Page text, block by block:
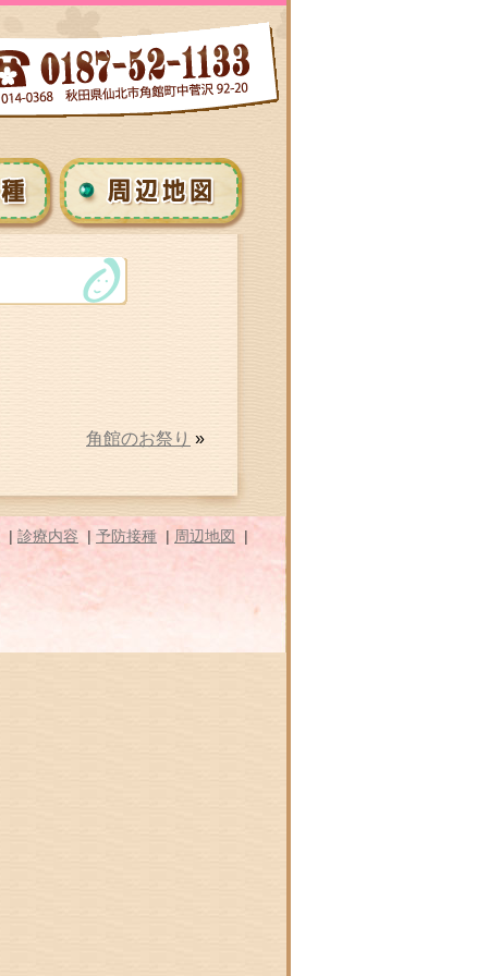
角館のお祭り »
診療内容 | 予防接種 周辺地図